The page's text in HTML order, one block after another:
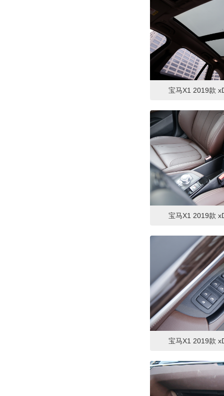
宝马X1 2019款
宝马X1 2019款
宝马X1 2019款